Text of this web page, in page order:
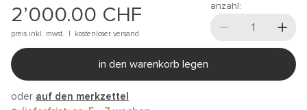
2’000.00 CHF
preis inkl. mwst. | kostenloser versand
anzahl:
in den warenkorb legen
oder auf den merkzettel